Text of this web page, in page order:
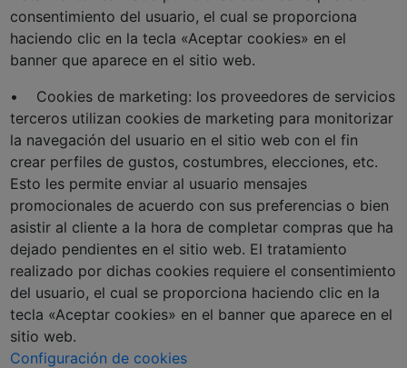
consentimiento del usuario, el cual se proporciona
haciendo clic en la tecla «Aceptar cookies» en el
banner que aparece en el sitio web.
• Cookies de marketing: los proveedores de servicios
terceros utilizan cookies de marketing para monitorizar
la navegación del usuario en el sitio web con el fin
crear perfiles de gustos, costumbres, elecciones, etc.
Esto les permite enviar al usuario mensajes
promocionales de acuerdo con sus preferencias o bien
asistir al cliente a la hora de completar compras que ha
dejado pendientes en el sitio web. El tratamiento
realizado por dichas cookies requiere el consentimiento
del usuario, el cual se proporciona haciendo clic en la
tecla «Aceptar cookies» en el banner que aparece en el
sitio web.
Configuración de cookies